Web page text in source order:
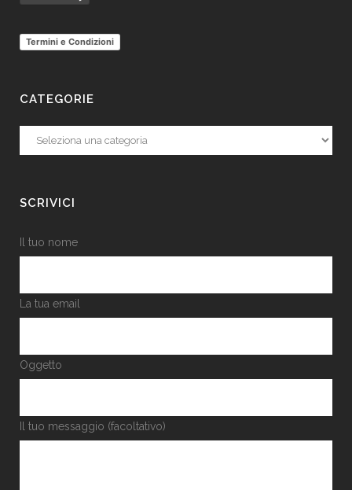
Termini e Condizioni
CATEGORIE
Categorie
SCRIVICI
Il tuo nome
La tua email
Oggetto
Il tuo messaggio (facoltativo)